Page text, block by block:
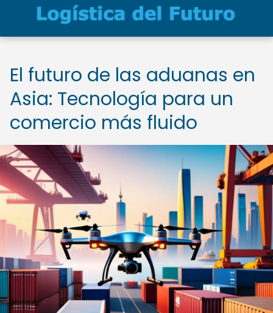
El futuro de las aduanas en
Asia: Tecnología para un
comercio más fluido